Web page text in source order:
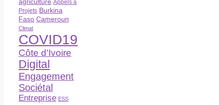
Appels à
Projets Burkina
Faso Cameroun
Climat
COVID19
Côte d'Ivoire
Digital
Engagement
Sociétal
Entreprise ESS